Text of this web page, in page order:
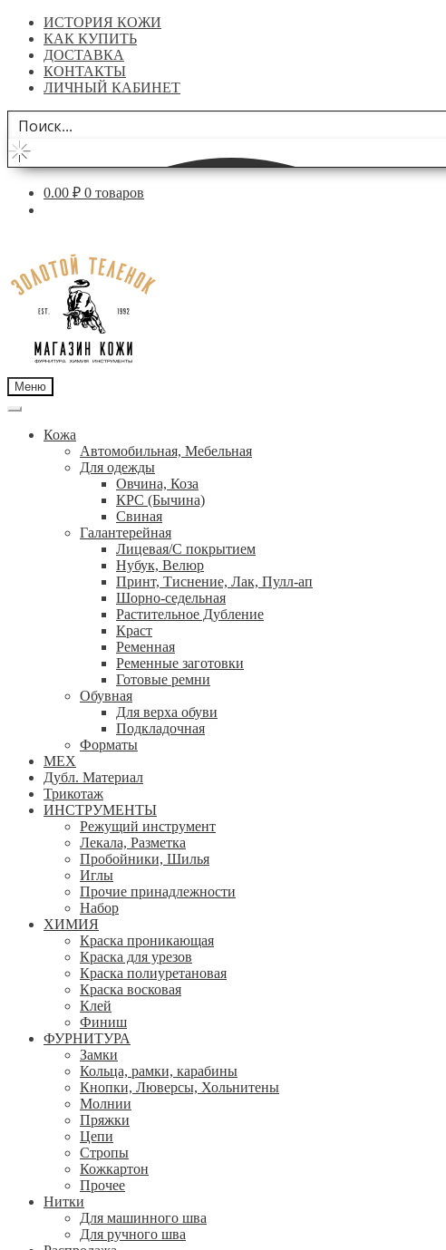
ИСТОРИЯ КОЖИ
КАК КУПИТЬ
ДОСТАВКА
КОНТАКТЫ
ЛИЧНЫЙ КАБИНЕТ
0.00 ₽ 0 товаров
навигации
содержимому
Меню
Кожа
Автомобильная, Мебельная
Для одежды
Овчина, Коза
КРС (Бычина)
Свиная
Галантерейная
Лицевая/С покрытием
Нубук, Велюр
Принт, Тиснение, Лак, Пулл-ап
Шорно-седельная
Растительное Дубление
Краст
Ременная
Ременные заготовки
Готовые ремни
Обувная
Для верха обуви
Подкладочная
Форматы
МЕХ
Дубл. Материал
Трикотаж
ИНСТРУМЕНТЫ
Режущий инструмент
Лекала, Разметка
Пробойники, Шилья
Иглы
Прочие принадлежности
Набор
ХИМИЯ
Краска проникающая
Краска для урезов
Краска полиуретановая
Краска восковая
Клей
Финиш
ФУРНИТУРА
Замки
Кольца, рамки, карабины
Кнопки, Люверсы, Хольнитены
Молнии
Пряжки
Цепи
Стропы
Кожкартон
Прочее
Нитки
Для машинного шва
Для ручного шва